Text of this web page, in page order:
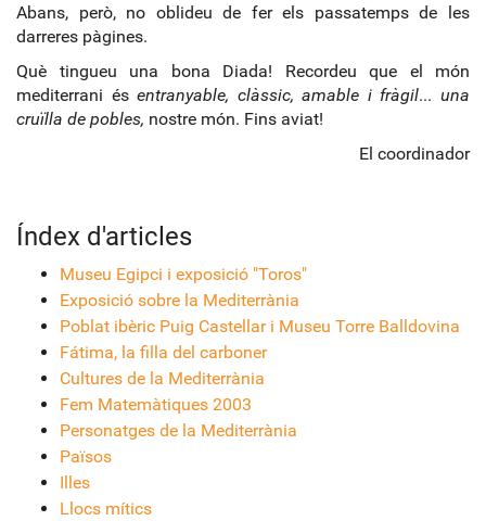
Abans, però, no oblideu de fer els passatemps de les
darreres pàgines.
Què tingueu una bona Diada! Recordeu que el món
mediterrani ésentranyable, clàssic, amable i fràgil...una
cruïlla de pobles, nostre món. Fins aviat!
El coordinador
Índex d'articles
Museu Egipci i exposició "Toros"
Exposició sobre la Mediterrània
Poblat ibèric Puig Castellar i Museu Torre Balldovina
Fátima, la filla del carboner
Cultures de la Mediterrània
Fem Matemàtiques 2003
Personatges de la Mediterrània
Països
Illes
Llocs mítics